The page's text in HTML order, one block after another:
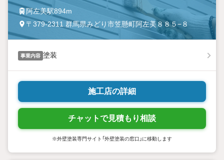
阿左美駅894m
〒379-2311 群馬県みどり市笠懸町阿左美８８５−８
事業内容 塗装
施工店の詳細
チャットで見積もり相談
※外壁塗装専門サイト「外壁塗装の窓口」に移動します